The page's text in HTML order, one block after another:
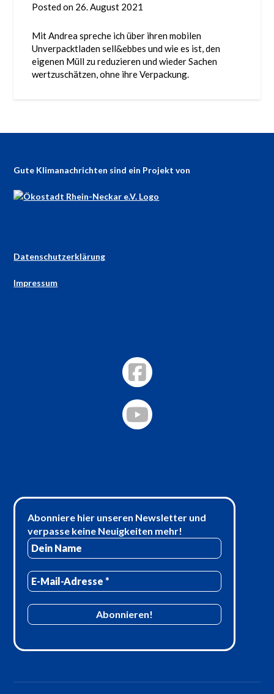
Posted on 26. August 2021
Mit Andrea spreche ich über ihren mobilen
Unverpacktladen sell&ebbes und wie es ist, den
eigenen Müll zu reduzieren und wieder Sachen
wertzuschätzen, ohne ihre Verpackung.
Gute Klimanachrichten sind ein Projekt von
Datenschutzerklärung
Impressum
Abonniere hier unseren Newsletter und
verpasse keine Neuigkeiten mehr!